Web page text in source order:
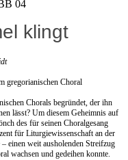
klingt
gregorianischen Choral
Chorals begründet, der ihn
lässt? Um diesem Geheimnis auf
des für seinen Choralgesang
für Liturgiewissenschaft an der
einen weit ausholenden Streifzug
wachsen und gedeihen konnte.